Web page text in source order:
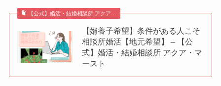
【公式】婚活・結婚相談所 アクア…
【婿養子希望】条件がある人こそ
相談所婚活【地元希望】 – 【公
式】婚活・結婚相談所 アクア・マ
ースト